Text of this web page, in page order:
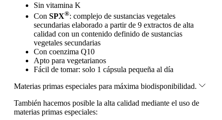
Sin vitamina K
Con SPX®: complejo de sustancias vegetales
secundarias elaborado a partir de 9 extractos de alta
calidad con un contenido definido de sustancias
vegetales secundarias
Con coenzima Q10
Apto para vegetarianos
Fácil de tomar: solo 1 cápsula pequeña al día
Materias primas especiales para máxima biodisponibilidad.
También hacemos posible la alta calidad mediante el uso de
materias primas especiales: